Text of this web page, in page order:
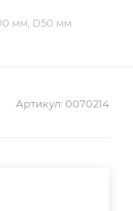
мм, D50 мм
Артикул: 0070214